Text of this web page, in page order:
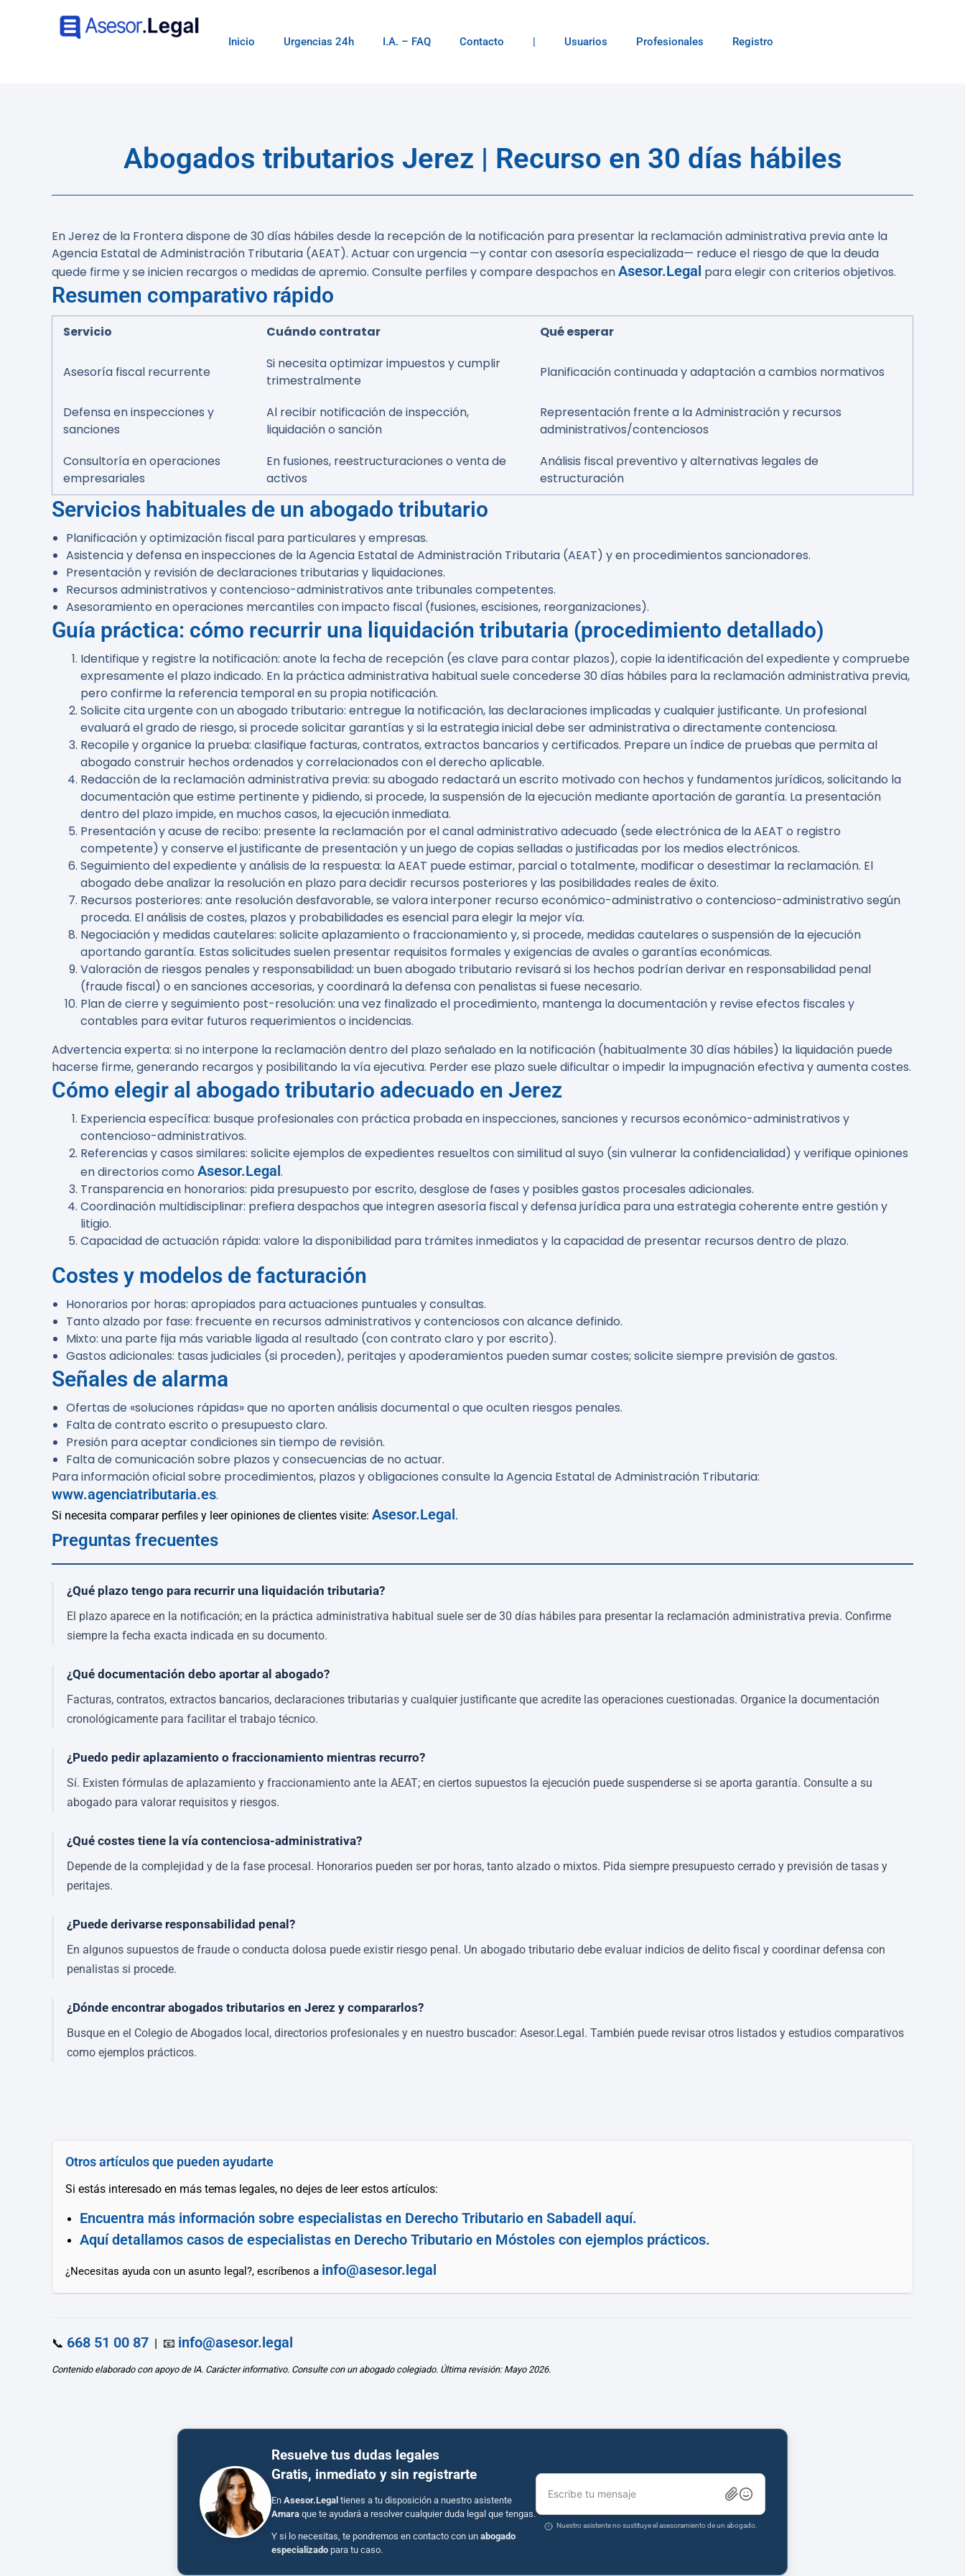
Inicio Urgencias 24h I.A. – FAQ Contacto | Usuarios Profesionales Registro
Abogados tributarios Jerez | Recurso en 30 días hábiles
En Jerez de la Frontera dispone de 30 días hábiles desde la recepción de la notificación para presentar la reclamación administrativa previa ante la
Agencia Estatal de Administración Tributaria (AEAT). Actuar con urgencia —y contar con asesoría especializada— reduce el riesgo de que la deuda
quede firme y se inicien recargos o medidas de apremio. Consulte perfiles y compare despachos enAsesor.Legal para elegir con criterios objetivos.
Resumen comparativo rápido
Servicio Cuándo contratar Qué esperar
Asesoría fiscal recurrente
Si necesita optimizar impuestos y cumplir
trimestralmente
Planificación continuada y adaptación a cambios normativos
Defensa en inspecciones y
sanciones
Al recibir notificación de inspección,
liquidación o sanción
Representación frente a la Administración y recursos
administrativos/contenciosos
Consultoría en operaciones
empresariales
En fusiones, reestructuraciones o venta de
activos
Análisis fiscal preventivo y alternativas legales de
estructuración
Servicios habituales de un abogado tributario
Planificación y optimización fiscal para particulares y empresas.
Asistencia y defensa en inspecciones de la Agencia Estatal de Administración Tributaria (AEAT) y en procedimientos sancionadores.
Presentación y revisión de declaraciones tributarias y liquidaciones.
Recursos administrativos y contencioso-administrativos ante tribunales competentes.
Asesoramiento en operaciones mercantiles con impacto fiscal (fusiones, escisiones, reorganizaciones).
Guía práctica: cómo recurrir una liquidación tributaria (procedimiento detallado)
Identifique y registre la notificación: anote la fecha de recepción (es clave para contar plazos), copie la identificación del expediente y compruebe
expresamente el plazo indicado. En la práctica administrativa habitual suele concederse 30 días hábiles para la reclamación administrativa previa,
pero confirme la referencia temporal en su propia notificación.
Solicite cita urgente con un abogado tributario: entregue la notificación, las declaraciones implicadas y cualquier justificante. Un profesional
evaluará el grado de riesgo, si procede solicitar garantías y si la estrategia inicial debe ser administrativa o directamente contenciosa.
Recopile y organice la prueba: clasifique facturas, contratos, extractos bancarios y certificados. Prepare un índice de pruebas que permita al
abogado construir hechos ordenados y correlacionados con el derecho aplicable.
Redacción de la reclamación administrativa previa: su abogado redactará un escrito motivado con hechos y fundamentos jurídicos, solicitando la
documentación que estime pertinente y pidiendo, si procede, la suspensión de la ejecución mediante aportación de garantía. La presentación
dentro del plazo impide, en muchos casos, la ejecución inmediata.
Presentación y acuse de recibo: presente la reclamación por el canal administrativo adecuado (sede electrónica de la AEAT o registro
competente) y conserve el justificante de presentación y un juego de copias selladas o justificadas por los medios electrónicos.
Seguimiento del expediente y análisis de la respuesta: la AEAT puede estimar, parcial o totalmente, modificar o desestimar la reclamación. El
abogado debe analizar la resolución en plazo para decidir recursos posteriores y las posibilidades reales de éxito.
Recursos posteriores: ante resolución desfavorable, se valora interponer recurso económico-administrativo o contencioso-administrativo según
proceda. El análisis de costes, plazos y probabilidades es esencial para elegir la mejor vía.
Negociación y medidas cautelares: solicite aplazamiento o fraccionamiento y, si procede, medidas cautelares o suspensión de la ejecución
aportando garantía. Estas solicitudes suelen presentar requisitos formales y exigencias de avales o garantías económicas.
Valoración de riesgos penales y responsabilidad: un buen abogado tributario revisará si los hechos podrían derivar en responsabilidad penal
(fraude fiscal) o en sanciones accesorias, y coordinará la defensa con penalistas si fuese necesario.
Plan de cierre y seguimiento post-resolución: una vez finalizado el procedimiento, mantenga la documentación y revise efectos fiscales y
contables para evitar futuros requerimientos o incidencias.
Advertencia experta: si no interpone la reclamación dentro del plazo señalado en la notificación (habitualmente 30 días hábiles) la liquidación puede
hacerse firme, generando recargos y posibilitando la vía ejecutiva. Perder ese plazo suele dificultar o impedir la impugnación efectiva y aumenta costes.
Cómo elegir al abogado tributario adecuado en Jerez
Experiencia específica: busque profesionales con práctica probada en inspecciones, sanciones y recursos económico-administrativos y
contencioso-administrativos.
Referencias y casos similares: solicite ejemplos de expedientes resueltos con similitud al suyo (sin vulnerar la confidencialidad) y verifique opiniones
en directorios como Asesor.Legal.
Transparencia en honorarios: pida presupuesto por escrito, desglose de fases y posibles gastos procesales adicionales.
Coordinación multidisciplinar: prefiera despachos que integren asesoría fiscal y defensa jurídica para una estrategia coherente entre gestión y
litigio.
Capacidad de actuación rápida: valore la disponibilidad para trámites inmediatos y la capacidad de presentar recursos dentro de plazo.
Costes y modelos de facturación
Honorarios por horas: apropiados para actuaciones puntuales y consultas.
Tanto alzado por fase: frecuente en recursos administrativos y contenciosos con alcance definido.
Mixto: una parte fija más variable ligada al resultado (con contrato claro y por escrito).
Gastos adicionales: tasas judiciales (si proceden), peritajes y apoderamientos pueden sumar costes; solicite siempre previsión de gastos.
Señales de alarma
Ofertas de «soluciones rápidas» que no aporten análisis documental o que oculten riesgos penales.
Falta de contrato escrito o presupuesto claro.
Presión para aceptar condiciones sin tiempo de revisión.
Falta de comunicación sobre plazos y consecuencias de no actuar.
Para información oficial sobre procedimientos, plazos y obligaciones consulte la Agencia Estatal de Administración Tributaria:
www.agenciatributaria.es.
Si necesita comparar perfiles y leer opiniones de clientes visite: Asesor.Legal.
Preguntas frecuentes
¿Qué plazo tengo para recurrir una liquidación tributaria?
El plazo aparece en la notificación; en la práctica administrativa habitual suele ser de 30 días hábiles para presentar la reclamación administrativa previa. Confirme
siempre la fecha exacta indicada en su documento.
¿Qué documentación debo aportar al abogado?
Facturas, contratos, extractos bancarios, declaraciones tributarias y cualquier justificante que acredite las operaciones cuestionadas. Organice la documentación
cronológicamente para facilitar el trabajo técnico.
¿Puedo pedir aplazamiento o fraccionamiento mientras recurro?
Sí. Existen fórmulas de aplazamiento y fraccionamiento ante la AEAT; en ciertos supuestos la ejecución puede suspenderse si se aporta garantía. Consulte a su
abogado para valorar requisitos y riesgos.
¿Qué costes tiene la vía contenciosa-administrativa?
Depende de la complejidad y de la fase procesal. Honorarios pueden ser por horas, tanto alzado o mixtos. Pida siempre presupuesto cerrado y previsión de tasas y
peritajes.
¿Puede derivarse responsabilidad penal?
En algunos supuestos de fraude o conducta dolosa puede existir riesgo penal. Un abogado tributario debe evaluar indicios de delito fiscal y coordinar defensa con
penalistas si procede.
¿Dónde encontrar abogados tributarios en Jerez y compararlos?
Busque en el Colegio de Abogados local, directorios profesionales y en nuestro buscador: Asesor.Legal. También puede revisar otros listados y estudios comparativos
como ejemplos prácticos.
Otros artículos que pueden ayudarte
Si estás interesado en más temas legales, no dejes de leer estos artículos:
Encuentra más información sobre especialistas en Derecho Tributario en Sabadell aquí.
Aquí detallamos casos de especialistas en Derecho Tributario en Móstoles con ejemplos prácticos.
¿Necesitas ayuda con un asunto legal?, escríbenos a info@asesor.legal
📞 668 51 00 87 | 📧 info@asesor.legal
Contenido elaborado con apoyo de IA. Carácter informativo. Consulte con un abogado colegiado. Última revisión: Mayo 2026.
Resuelve tus dudas legales
Gratis, inmediato y sin registrarte
En Asesor.Legal tienes a tu disposición a nuestro asistente
Amara que te ayudará a resolver cualquier duda legal que tengas.
Y si lo necesitas, te pondremos en contacto con un abogado
especializado para tu caso.
Escribe tu mensaje
Nuestro asistente no sustituye el asesoramiento de un abogado.